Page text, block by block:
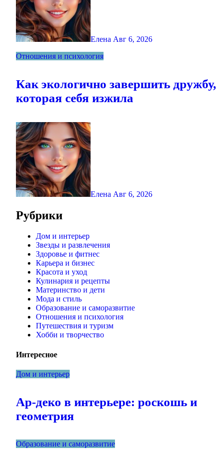
Елена Авг 6, 2026
Отношения и психология
Как экологично завершить дружбу,
которая себя изжила
Елена Авг 6, 2026
Рубрики
Дом и интерьер
Звезды и развлечения
Здоровье и фитнес
Карьера и бизнес
Красота и уход
Кулинария и рецепты
Материнство и дети
Мода и стиль
Образование и саморазвитие
Отношения и психология
Путешествия и туризм
Хобби и творчество
Интересное
Дом и интерьер
Ар-деко в интерьере: роскошь и
геометрия
Образование и саморазвитие